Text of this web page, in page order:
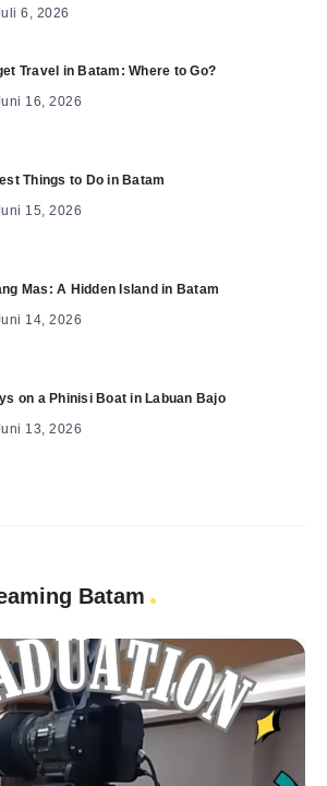
6, 2026
Travel in Batam: Where to Go?
16, 2026
Things to Do in Batam
15, 2026
Mas: A Hidden Island in Batam
14, 2026
on a Phinisi Boat in Labuan Bajo
13, 2026
Batam